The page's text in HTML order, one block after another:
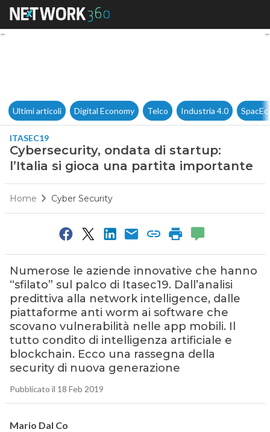
Cybersecurity, ondata di
Ultimi articoli Digital Economy Telco Industria 4.0
ITASEC19
Cybersecurity, ondata di startup:
l’Italia si gioca una partita importante
Home Cyber Security
Numerose le aziende innovative che hanno
“sfilato” sul palco di Itasec19. Dall’analisi
predittiva alla network intelligence, dalle
piattaforme anti worm ai software che
scovano vulnerabilità nelle app mobili. Il
tutto condito di intelligenza artificiale e
blockchain. Ecco una rassegna della
security di nuova generazione
Pubblicato il 18 Feb 2019
Mario Dal Co